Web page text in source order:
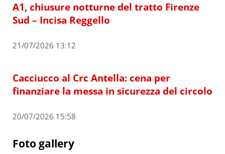
A1, chiusure notturne del tratto Firenze
Sud – Incisa Reggello
21/07/2026 13:12
Cacciucco al Crc Antella: cena per
finanziare la messa in sicurezza del circolo
20/07/2026 15:58
Foto gallery